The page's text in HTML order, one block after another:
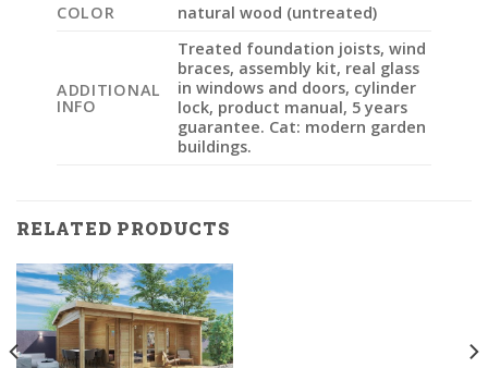
COLOR
natural wood (untreated)
ADDITIONAL
INFO
Treated foundation joists, wind
braces, assembly kit, real glass
in windows and doors, cylinder
lock, product manual, 5 years
guarantee. Cat: modern garden
buildings.
RELATED PRODUCTS